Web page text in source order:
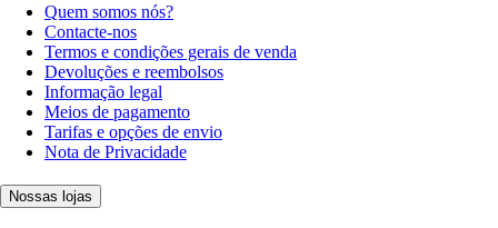
Quem somos nós?
Contacte-nos
Termos e condições gerais de venda
Devoluções e reembolsos
Informação legal
Meios de pagamento
Tarifas e opções de envio
Nota de Privacidade
Nossas lojas